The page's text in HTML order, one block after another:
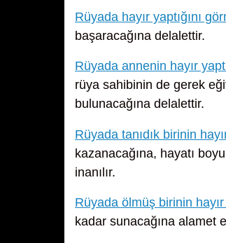
Rüyada hayır yaptığını
başaracağına delalettir.
Rüyada annenin hayır
rüya sahibinin de gerek
bulunacağına delalettir.
Rüyada tanıdık birinin
kazanacağına, hayatı
inanılır.
Rüyada ölmüş birinin hayır
kadar sunacağına alamet